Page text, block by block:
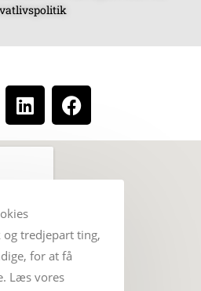
tredjepart ting,
for at få
Læs vores